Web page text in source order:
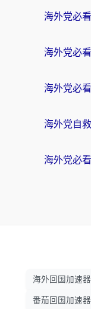
海外回国加速器
番茄回国加速器